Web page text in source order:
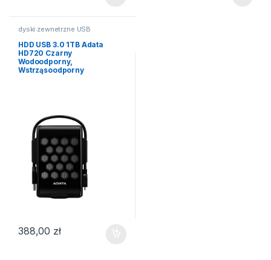
dyski zewnetrzne USB
HDD USB 3.0 1TB Adata
HD720 Czarny
Wodoodporny,
Wstrząsoodporny
388,00 zł